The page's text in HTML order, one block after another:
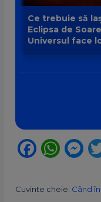
Ce trebuie să
Eclipsa de
Universul face
Cuvinte cheie: Când